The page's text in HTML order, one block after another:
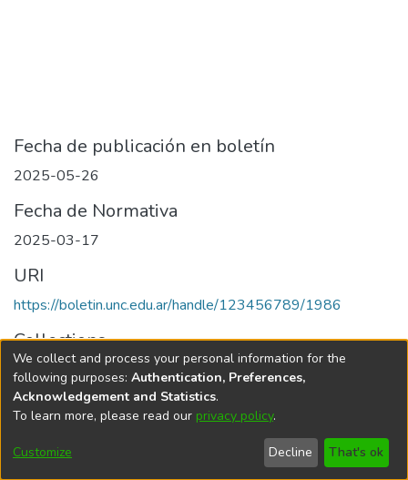
Fecha de publicación en boletín
2025-05-26
Fecha de Normativa
2025-03-17
URI
https://boletin.unc.edu.ar/handle/123456789/1986
Collections
Edición 001/2025 del 26 de mayo de 2025
Universidad Nacional de Córdoba
We collect and process your personal information for the
following purposes: Authentication, Preferences,
Acknowledgement and Statistics.
To learn more, please read our privacy policy.
Customize Decline That's ok